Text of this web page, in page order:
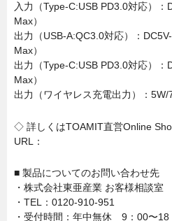
入力（Type-C:USB PD3.0対応）
Max）
出力（USB-A:QC3.0対応）：
Max）
出力（Type-C:USB PD3.0対応）：
Max）
出力（ワイヤレス充電出力）：5W/
◇ 詳しくはTOAMIT直営Online
URL：
■ 製品についてのお問い合わせ先
・株式会社東亜産業 お客様相談室
・TEL：0120-910-951
・受付時間：年中無休 9：00〜18